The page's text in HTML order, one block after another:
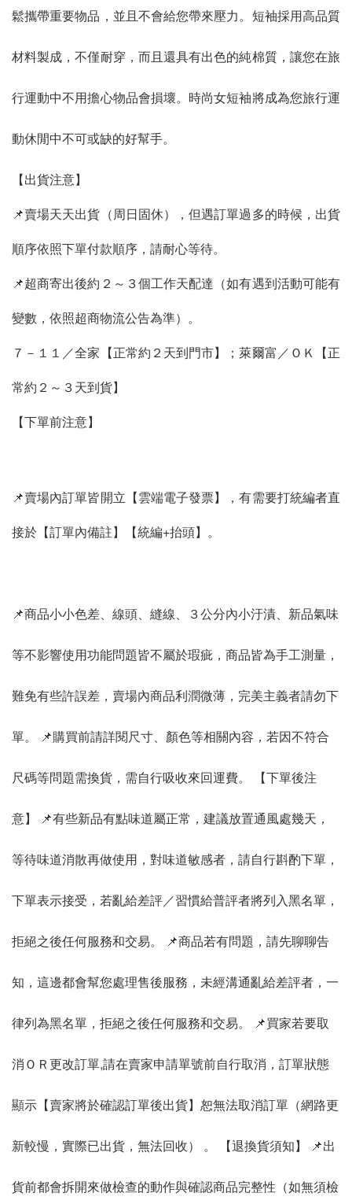
鬆攜帶重要物品，並且不會給您帶來壓力。短袖採用高品質
材料製成，不僅耐穿，而且還具有出色的純棉質，讓您在旅
行運動中不用擔心物品會損壞。時尚女短袖將成為您旅行運
動休閒中不可或缺的好幫手。
【出貨注意】
📌賣場天天出貨（周日固休），但遇訂單過多的時候，出貨
順序依照下單付款順序，請耐心等待。
📌超商寄出後約２～３個工作天配達（如有遇到活動可能有
變數，依照超商物流公告為準）。
７－１１／全家【正常約２天到門市】；萊爾富／ＯＫ【正
常約２～３天到貨】
【下單前注意】
📌賣場內訂單皆開立【雲端電子發票】，有需要打統編者直
接於【訂單內備註】【統編+抬頭】。
📌商品小小色差、線頭、縫線、３公分內小汙漬、新品氣味
等不影響使用功能問題皆不屬於瑕疵，商品皆為手工測量，
難免有些許誤差，賣場內商品利潤微薄，完美主義者請勿下
單。 📌購買前請詳閱尺寸、顏色等相關內容，若因不符合
尺碼等問題需換貨，需自行吸收來回運費。 【下單後注
意】 📌有些新品有點味道屬正常，建議放置通風處幾天，
等待味道消散再做使用，對味道敏感者，請自行斟酌下單，
下單表示接受，若亂給差評／習慣給普評者將列入黑名單，
拒絕之後任何服務和交易。 📌商品若有問題，請先聊聊告
知，這邊都會幫您處理售後服務，未經溝通亂給差評者，一
律列為黑名單，拒絕之後任何服務和交易。 📌買家若要取
消ＯＲ更改訂單,請在賣家申請單號前自行取消，訂單狀態
顯示【賣家將於確認訂單後出貨】恕無法取消訂單（網路更
新較慢，實際已出貨，無法回收） 。 【退換貨須知】 📌出
貨前都會拆開來做檢查的動作與確認商品完整性（如無須檢